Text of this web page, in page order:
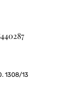
1308/13